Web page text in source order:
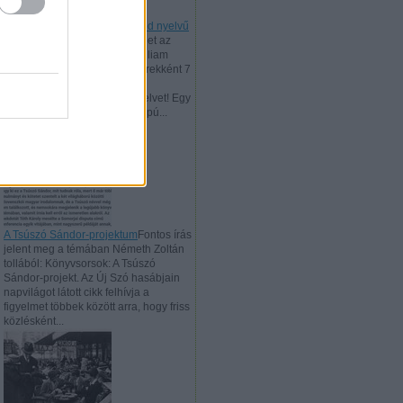
William J. Sidis és vendergood nyelvű
Rajzolj egy fantáziaképet az
elmagányosodott 46 éves William
James Sidisről, aki csodagyerekként 7
vendergood mesterséges nyelvet! Egy
mesterséges intelligencia alapú...
A Tsúszó Sándor-projektum Fontos írás
jelent meg a témában Németh Zoltán
tollából: Könyvsorsok: A Tsúszó
Sándor-projekt. Az Új Szó hasábjain
napvilágot látott cikk felhívja a
figyelmet többek között arra, hogy friss
közlésként...